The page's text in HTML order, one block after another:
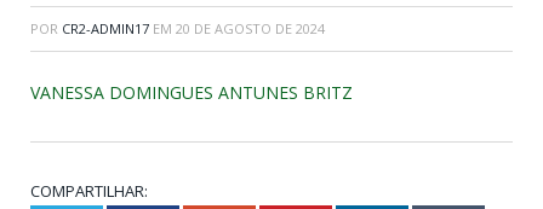
POR CR2-ADMIN17 EM 20 DE AGOSTO DE 2024
VANESSA DOMINGUES ANTUNES BRITZ
COMPARTILHAR: